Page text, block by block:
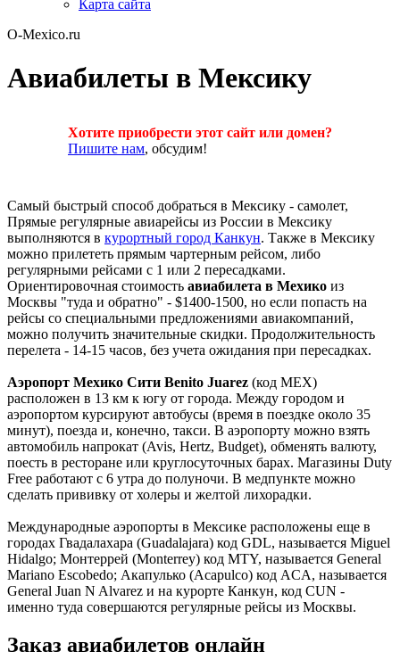
Карта сайта
O-Mexico.ru
Авиабилеты в Мексику
Хотите приобрести этот сайт или домен?
Пишите нам, обсудим!
Самый быстрый способ добраться в Мексику - самолет,
Прямые регулярные авиарейсы из России в Мексику
выполняются в курортный город Канкун. Также в Мексику
можно прилететь прямым чартерным рейсом, либо
регулярными рейсами с 1 или 2 пересадками.
Ориентировочная стоимость авиабилета в Мехико из
Москвы "туда и обратно" - $1400-1500, но если попасть на
рейсы со специальными предложениями авиакомпаний,
можно получить значительные скидки. Продолжительность
перелета - 14-15 часов, без учета ожидания при пересадках.
Аэропорт Мехико Сити Benito Juarez (код MEX)
расположен в 13 км к югу от города. Между городом и
аэропортом курсируют автобусы (время в поездке около 35
минут), поезда и, конечно, такси. В аэропорту можно взять
автомобиль напрокат (Avis, Hertz, Budget), обменять валюту,
поесть в ресторане или круглосуточных барах. Магазины Duty
Free работают с 6 утра до полуночи. В медпункте можно
сделать прививку от холеры и желтой лихорадки.
Международные аэропорты в Мексике расположены еще в
городах Гвадалахара (Guadalajara) код GDL, называется Miguel
Hidalgo; Монтеррей (Monterrey) код MTY, называется General
Mariano Escobedo; Акапулько (Acapulco) код ACA, называется
General Juan N Alvarez и на курорте Канкун, код CUN -
именно туда совершаются регулярные рейсы из Москвы.
Заказ авиабилетов онлайн